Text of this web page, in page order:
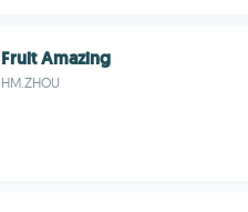
Fruit Amazing
HM.ZHOU